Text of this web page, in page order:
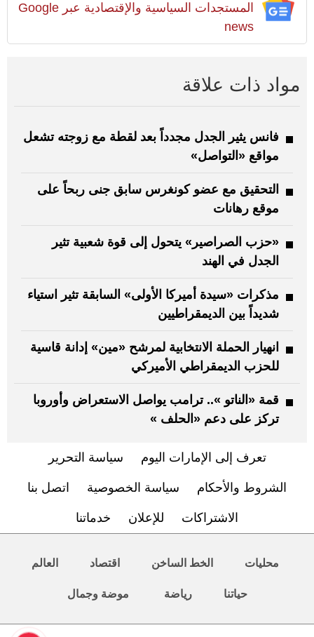
المستجدات السياسية والإقتصادية عبر Google
news
مواد ذات علاقة
فانس يثير الجدل مجدداً بعد لقطة مع زوجته تشعل
مواقع «التواصل»
التحقيق مع عضو كونغرس سابق جنى ربحاً على
موقع رهانات
«حزب الصراصير» يتحول إلى قوة شعبية تثير
الجدل في الهند
مذكرات «سيدة أميركا الأولى» السابقة تثير استياء
شديداً بين الديمقراطيين
انهيار الحملة الانتخابية لمرشح «مين» إدانة قاسية
للحزب الديمقراطي الأميركي
قمة «الناتو ».. ترامب يواصل الاستعراض وأوروبا
تركز على دعم «الحلف »
تعرف إلى الإمارات اليوم سياسة التحرير
الشروط والأحكام سياسة الخصوصية اتصل بنا
الاشتراكات للإعلان خدماتنا
محليات الخط الساخن اقتصاد العالم
حياتنا رياضة موضة وجمال